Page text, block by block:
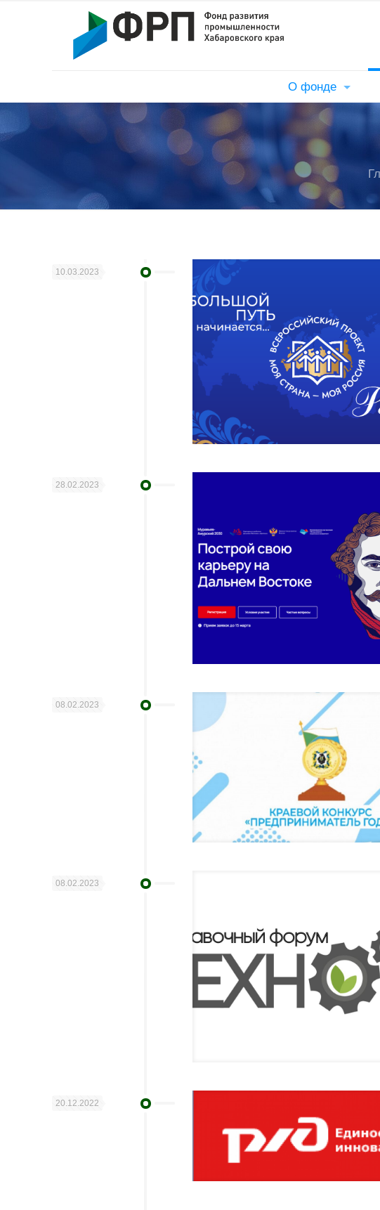
О фонде
10.03.2023
28.02.2023
08.02.2023
08.02.2023
20.12.2022